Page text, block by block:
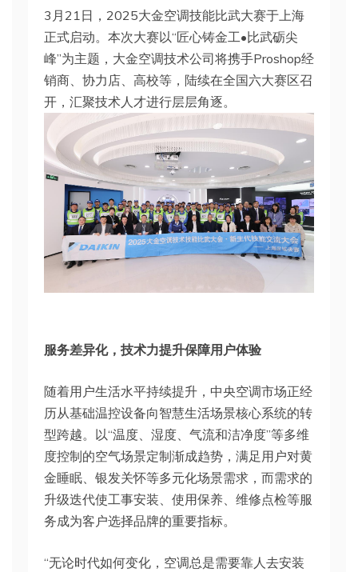
3月21日，2025大金空调技能比武大赛于上海
正式启动。本次大赛以“匠心铸金工•比武砺尖
峰”为主题，大金空调技术公司将携手Proshop经
销商、协力店、高校等，陆续在全国六大赛区召
开，汇聚技术人才进行层层角逐。
服务差异化，技术力提升保障用户体验
随着用户生活水平持续提升，中央空调市场正经
历从基础温控设备向智慧生活场景核心系统的转
型跨越。以“温度、湿度、气流和洁净度”等多维
度控制的空气场景定制渐成趋势，满足用户对黄
金睡眠、银发关怀等多元化场景需求，而需求的
升级迭代使工事安装、使用保养、维修点检等服
务成为客户选择品牌的重要指标。
“无论时代如何变化，空调总是需要靠人去安装